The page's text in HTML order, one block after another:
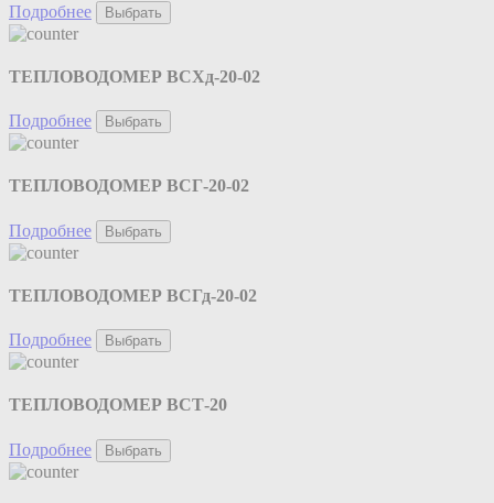
Подробнее Выбрать
ТЕПЛОВОДОМЕР ВСХд-20-02
Подробнее Выбрать
ТЕПЛОВОДОМЕР ВСГ-20-02
Подробнее Выбрать
ТЕПЛОВОДОМЕР ВСГд-20-02
Подробнее Выбрать
ТЕПЛОВОДОМЕР ВСТ-20
Подробнее Выбрать